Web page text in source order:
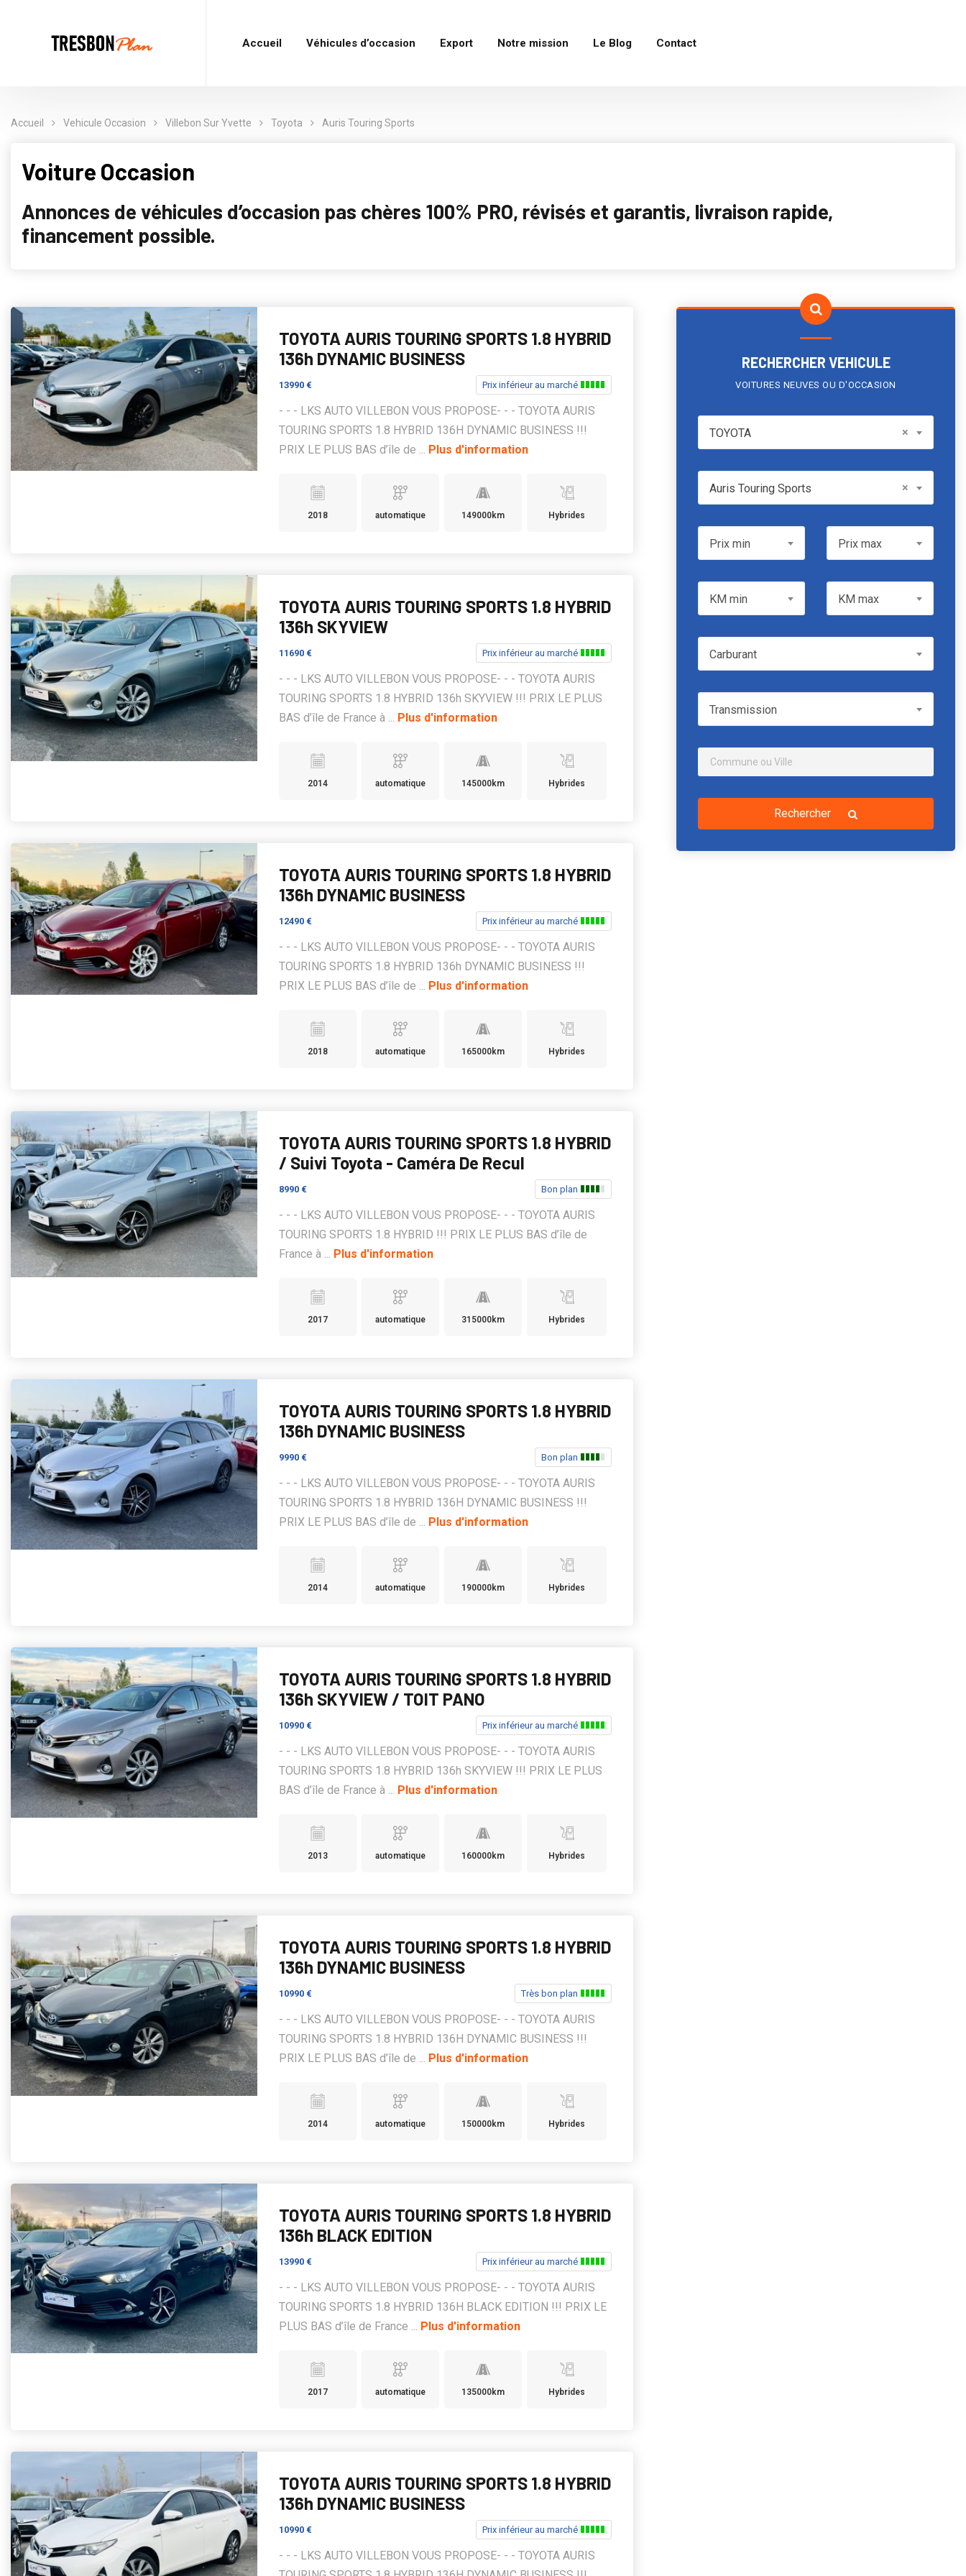
Accueil Véhicules d’occasion Export Notre mission Le Blog Contact
Accueil Vehicule Occasion Villebon Sur Yvette Toyota Auris Touring Sports
Voiture Occasion
Annonces de véhicules d’occasion pas chères 100% PRO, révisés et garantis, livraison rapide,
financement possible.
TOYOTA AURIS TOURING SPORTS 1.8 HYBRID
136h DYNAMIC BUSINESS
13990 € Prix inférieur au marché
- - - LKS AUTO VILLEBON VOUS PROPOSE- - - TOYOTA AURIS
TOURING SPORTS 1.8 HYBRID 136H DYNAMIC BUSINESS !!!
PRIX LE PLUS BAS d’île de ... Plus d'information
2018 automatique 149000km Hybrides
TOYOTA AURIS TOURING SPORTS 1.8 HYBRID
136h SKYVIEW
11690 € Prix inférieur au marché
- - - LKS AUTO VILLEBON VOUS PROPOSE- - - TOYOTA AURIS
TOURING SPORTS 1.8 HYBRID 136h SKYVIEW !!! PRIX LE PLUS
BAS d’île de France à ... Plus d'information
2014 automatique 145000km Hybrides
TOYOTA AURIS TOURING SPORTS 1.8 HYBRID
136h DYNAMIC BUSINESS
12490 € Prix inférieur au marché
- - - LKS AUTO VILLEBON VOUS PROPOSE- - - TOYOTA AURIS
TOURING SPORTS 1.8 HYBRID 136h DYNAMIC BUSINESS !!!
PRIX LE PLUS BAS d’île de ... Plus d'information
2018 automatique 165000km Hybrides
TOYOTA AURIS TOURING SPORTS 1.8 HYBRID
/ Suivi Toyota - Caméra De Recul
8990 € Bon plan
- - - LKS AUTO VILLEBON VOUS PROPOSE- - - TOYOTA AURIS
TOURING SPORTS 1.8 HYBRID !!! PRIX LE PLUS BAS d’île de
France à ... Plus d'information
2017 automatique 315000km Hybrides
TOYOTA AURIS TOURING SPORTS 1.8 HYBRID
136h DYNAMIC BUSINESS
9990 € Bon plan
- - - LKS AUTO VILLEBON VOUS PROPOSE- - - TOYOTA AURIS
TOURING SPORTS 1.8 HYBRID 136H DYNAMIC BUSINESS !!!
PRIX LE PLUS BAS d’île de ... Plus d'information
2014 automatique 190000km Hybrides
TOYOTA AURIS TOURING SPORTS 1.8 HYBRID
136h SKYVIEW / TOIT PANO
10990 € Prix inférieur au marché
- - - LKS AUTO VILLEBON VOUS PROPOSE- - - TOYOTA AURIS
TOURING SPORTS 1.8 HYBRID 136h SKYVIEW !!! PRIX LE PLUS
BAS d’île de France à ... Plus d'information
2013 automatique 160000km Hybrides
TOYOTA AURIS TOURING SPORTS 1.8 HYBRID
136h DYNAMIC BUSINESS
10990 € Très bon plan
- - - LKS AUTO VILLEBON VOUS PROPOSE- - - TOYOTA AURIS
TOURING SPORTS 1.8 HYBRID 136H DYNAMIC BUSINESS !!!
PRIX LE PLUS BAS d’île de ... Plus d'information
2014 automatique 150000km Hybrides
TOYOTA AURIS TOURING SPORTS 1.8 HYBRID
136h BLACK EDITION
13990 € Prix inférieur au marché
- - - LKS AUTO VILLEBON VOUS PROPOSE- - - TOYOTA AURIS
TOURING SPORTS 1.8 HYBRID 136H BLACK EDITION !!! PRIX LE
PLUS BAS d’île de France ... Plus d'information
2017 automatique 135000km Hybrides
TOYOTA AURIS TOURING SPORTS 1.8 HYBRID
136h DYNAMIC BUSINESS
10990 € Prix inférieur au marché
- - - LKS AUTO VILLEBON VOUS PROPOSE- - - TOYOTA AURIS
RECHERCHER VEHICULE
VOITURES NEUVES OU D'OCCASION
TOYOTA ×
TOYOTA
Model ×
Auris Touring Sports
Prix minPrix min Prix maxPrix max
KM min KM max
CarburantCarburant
TransmissionTransmission
Rechercher